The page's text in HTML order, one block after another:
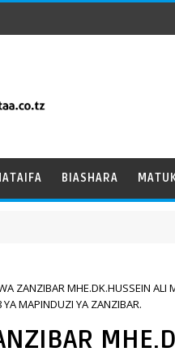
BIASHARA
ZANZIBAR MHE.DK.HUSSEIN ALI
MAPINDUZI YA ZANZIBAR.